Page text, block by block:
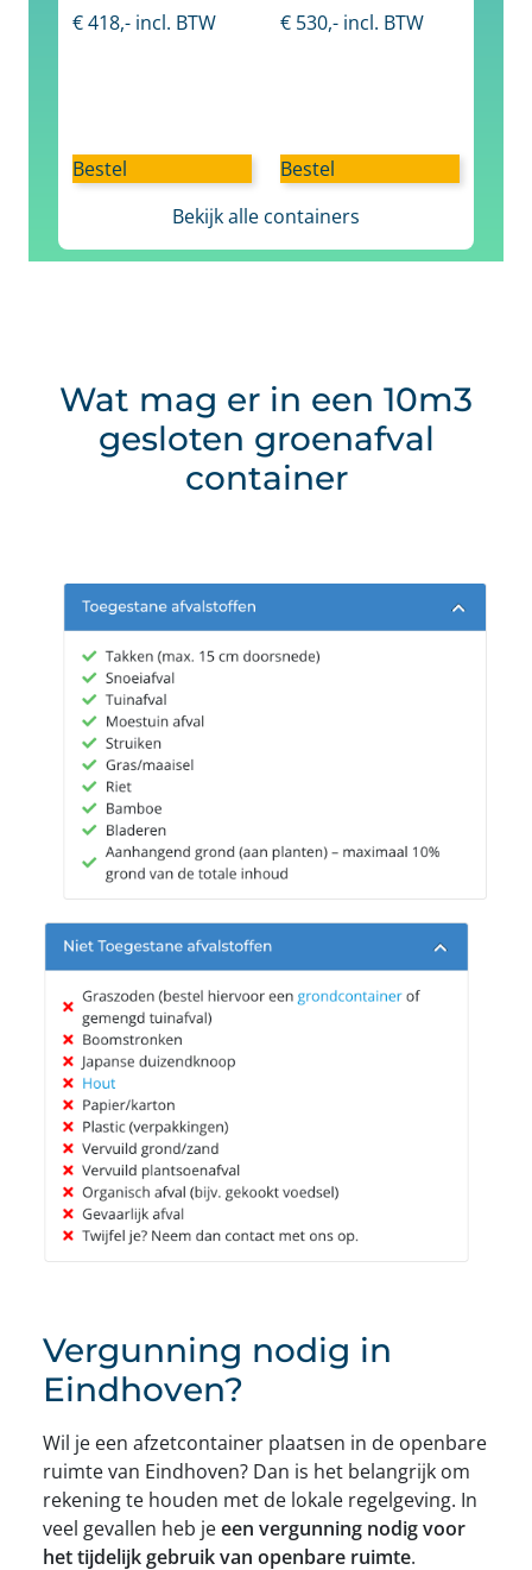
€418,- incl. BTW
Bestel
€ 530,- incl. BTW
Bestel
Bekijk alle containers
Wat mag er in een 10m3
gesloten groenafval
container
Vergunning nodig in
Eindhoven?
Wil je een afzetcontainer plaatsen in de openbare
ruimte van Eindhoven? Dan is het belangrijk om
rekening te houden met de lokale regelgeving. In
veel gevallen heb jeeen vergunning nodig voor
het tijdelijk gebruik van openbare ruimte.